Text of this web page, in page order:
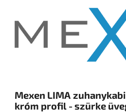
Mexen LIMA
króm profil - szürke